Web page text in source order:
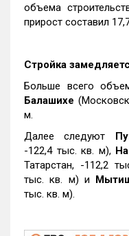
объема
прирост составил
Стройка
Больше всего
Балашихе
м.
Далее следуют
-122,4 тыс. кв. м),
Татарстан, -112,2
тыс. кв. м) и
тыс. кв. м).